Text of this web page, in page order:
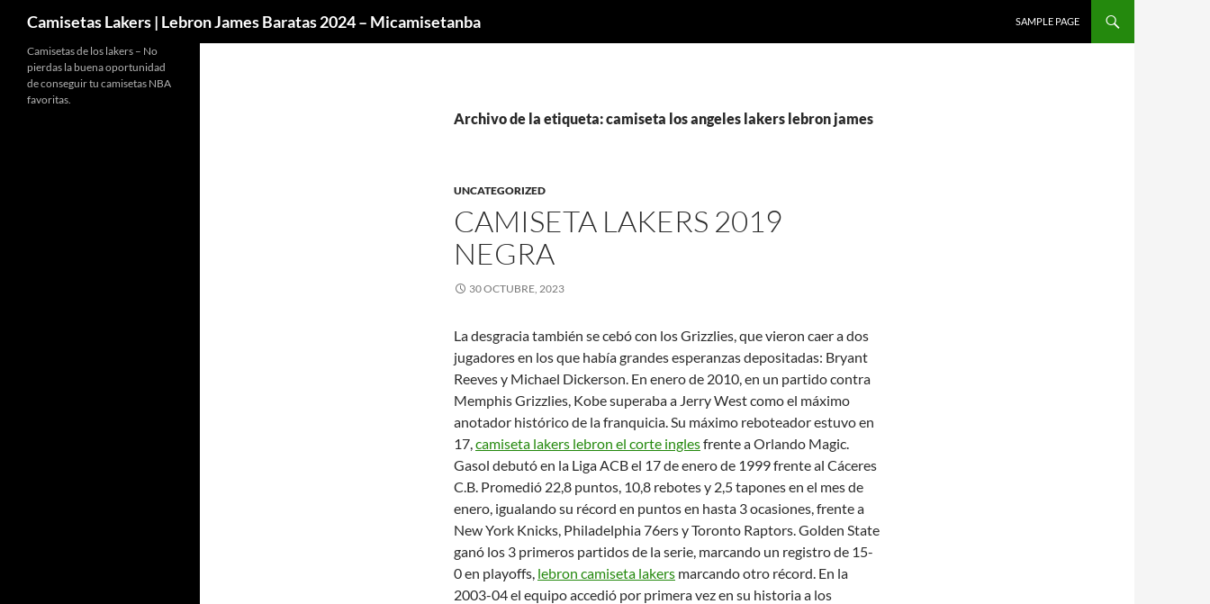
Camisetas Lakers | Lebron James Baratas 2024 – Micamisetanba
SAMPLE PAGE
Archivo de la etiqueta: camiseta los angeles lakers lebron james
UNCATEGORIZED
CAMISETA LAKERS 2019
NEGRA
30 OCTUBRE, 2023
La desgracia también se cebó con los Grizzlies, que vieron caer a dos
jugadores en los que había grandes esperanzas depositadas: Bryant
Reeves y Michael Dickerson. En enero de 2010, en un partido contra
Memphis Grizzlies, Kobe superaba a Jerry West como el máximo
anotador histórico de la franquicia. Su máximo reboteador estuvo en
17,camiseta lakers lebron el corte inglesfrente a Orlando Magic.
Gasol debutó en la Liga ACB el 17 de enero de 1999 frente al Cáceres
C.B. Promedió 22,8 puntos, 10,8 rebotes y 2,5 tapones en el mes de
enero, igualando su récord en puntos en hasta 3 ocasiones, frente a
New York Knicks, Philadelphia 76ers y Toronto Raptors. Golden State
ganó los 3 primeros partidos de la serie, marcando un registro de 15-
0 en playoffs, lebron camiseta lakers marcando otro récord. En la
2003-04 el equipo accedió por primera vez en su historia a los
Camisetas de los lakers – No
pierdas la buena oportunidad
de conseguir tu camisetas NBA
favoritas.